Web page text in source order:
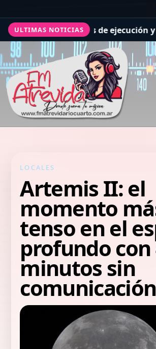
ULTIMAS NOTICIAS
las previsiones de ejecución y
LOCALES
Artemis II: el
momento
tenso en el
profundo con
minutos sin
comunicación